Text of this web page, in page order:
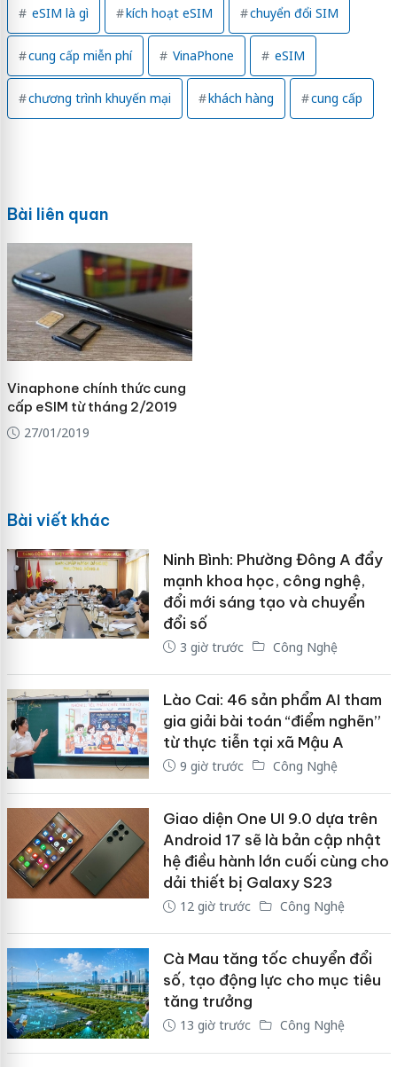
eSIM là gì kích hoạt eSIM chuyển đổi SIM
cung cấp miễn phí VinaPhone eSIM
chương trình khuyến mại khách hàng cung cấp
Bài liên quan
Vinaphone chính thức cung
cấp eSIM từ tháng 2/2019
27/01/2019
Bài viết khác
Ninh Bình: Phường Đông A đẩy
mạnh khoa học, công nghệ,
đổi mới sáng tạo và chuyển
đổi số
3 giờ trước Công Nghệ
Lào Cai: 46 sản phẩm AI tham
gia giải bài toán “điểm nghẽn”
từ thực tiễn tại xã Mậu A
9 giờ trước Công Nghệ
Giao diện One UI 9.0 dựa trên
Android 17 sẽ là bản cập nhật
hệ điều hành lớn cuối cùng cho
dải thiết bị Galaxy S23
12 giờ trước Công Nghệ
Cà Mau tăng tốc chuyển đổi
số, tạo động lực cho mục tiêu
tăng trưởng
13 giờ trước Công Nghệ